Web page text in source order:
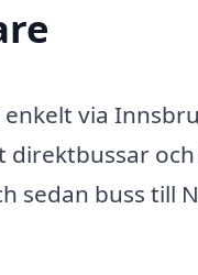
via
sedan buss till